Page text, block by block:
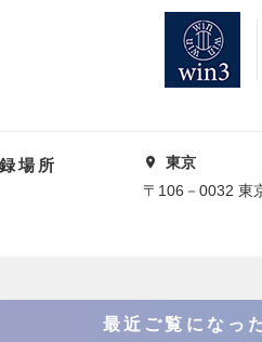
場所
東京
〒106－0032 東
最近ご覧になっ